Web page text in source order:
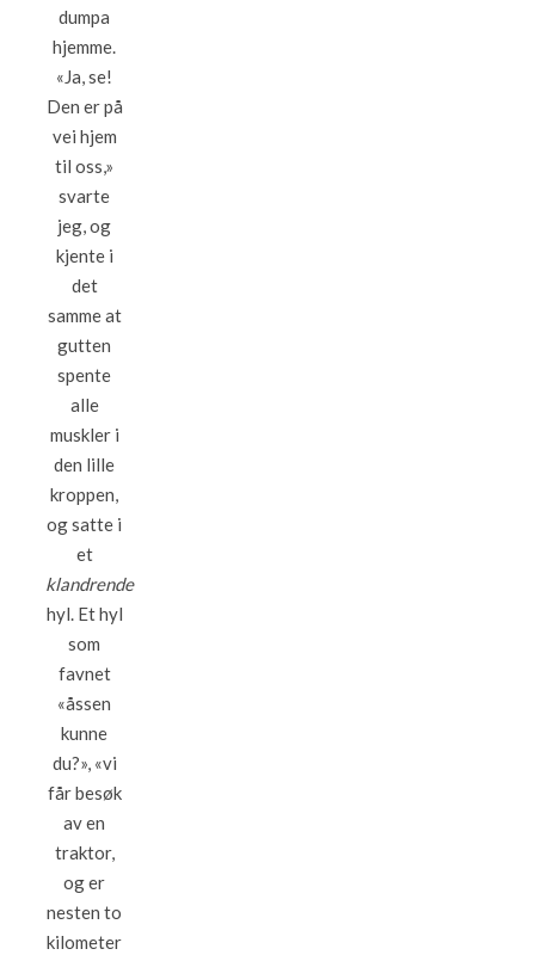
dumpa
hjemme.
«Ja, se!
Den er på
vei hjem
til oss,»
svarte
jeg, og
kjente i
det
samme at
gutten
spente
alle
muskler i
den lille
kroppen,
og satte i
et
klandrende
hyl. Et hyl
som
favnet
«åssen
kunne
du?», «vi
får besøk
av en
traktor,
og er
nesten to
kilometer